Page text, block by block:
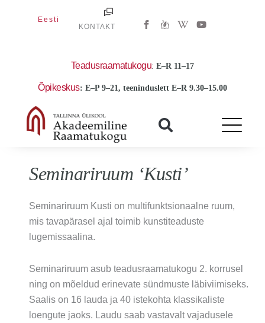
Eesti
KONTAKT
W
i
e
a
Y
o
Teadusraamatukogu:E–R 11–17
Õpikeskus: E–P 9–21, teeninduslett E–R 9.30–15.00
Seminariruum ‘Kusti’
Seminariruum Kusti on multifunktsionaalne ruum,
mis tavapärasel ajal toimib kunstiteaduste
lugemissaalina.
Seminariruum asub teadusraamatukogu 2. korrusel
ning on mõeldud erinevate sündmuste läbiviimiseks.
Saalis on 16 lauda ja 40 istekohta klassikaliste
loengute jaoks. Laudu saab vastavalt vajadusele